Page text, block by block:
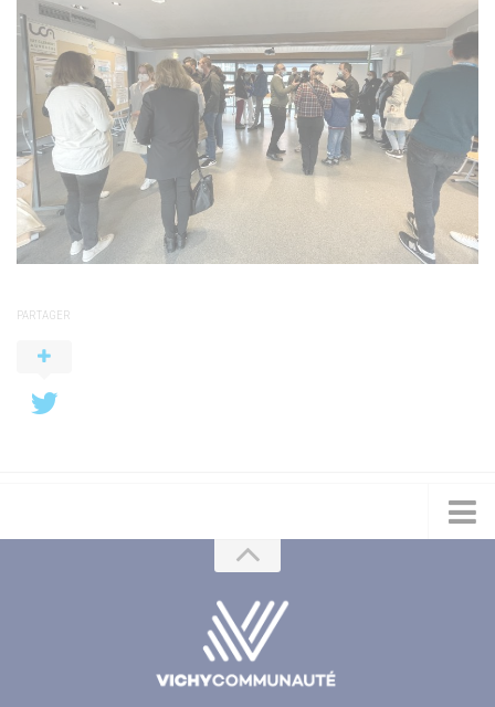
PARTAGER